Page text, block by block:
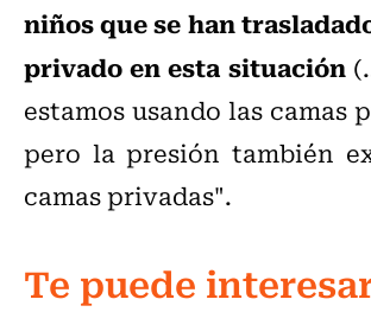
niños que se han
privado en esta situación
estamos usando las camas
pero la presión también
camas privadas".
Te puede